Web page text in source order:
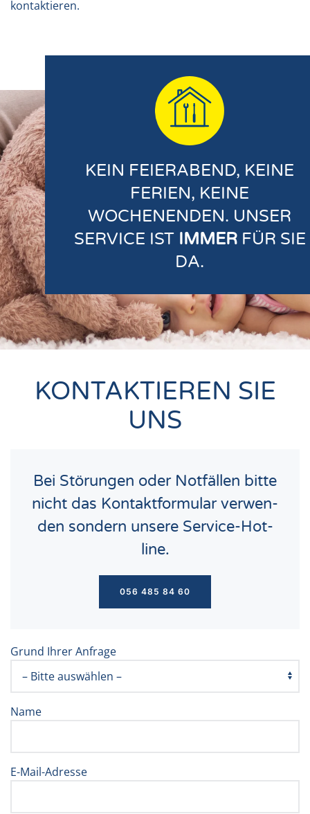
kontaktieren.
KEIN FEIERABEND, KEINE
FERIEN, KEINE
WOCHENENDEN. UNSER
SERVICE IST IMMERFÜR SIE
DA.
KONTAKTIEREN SIE
UNS
Bei Stö­run­gen oder Not­fäl­len bit­te
nicht das Kon­takt­for­mu­lar ver­wen­
den son­dern unse­re Ser­vice-Hot­
line.
056 485 84 60
Grund Ihrer Anfrage
Name
E-Mail-Adresse